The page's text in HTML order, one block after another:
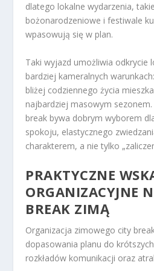
dlatego lokalne wydarzenia,
bożonarodzeniowe i festiwale
wpasowują się w plan.
Taki wyjazd umożliwia odkrycie
bardziej kameralnych
bliżej codziennego życia
najbardziej masowym
break bywa dobrym wyborem
spokoju, elastycznego
charakterem, a nie tylko
PRAKTYCZNE
ORGANIZACYJNE
BREAK ZIMĄ
Organizacja zimowego city
dopasowania planu do
rozkładów komunikacji oraz